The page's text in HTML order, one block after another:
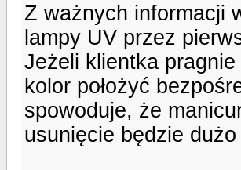
Z ważnych informacji
lampy UV przez
Jeżeli klientka pragnie
kolor położyć
spowoduje, że
usunięcie będzie dużo